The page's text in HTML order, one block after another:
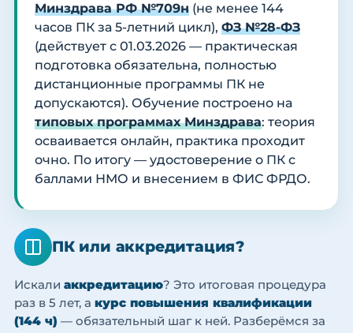
Минздрава РФ №709н (не менее 144
часов ПК за 5-летний цикл), ФЗ №28-ФЗ
(действует с 01.03.2026 — практическая
подготовка обязательна, полностью
дистанционные программы ПК не
допускаются). Обучение построено на
типовых программах Минздрава: теория
осваивается онлайн, практика проходит
очно. По итогу — удостоверение о ПК с
баллами НМО и внесением в ФИС ФРДО.
ПК или аккредитация?
Искали аккредитацию? Это итоговая процедура
раз в 5 лет, а курс повышения квалификации
(144 ч) — обязательный шаг к ней. Разберёмся за